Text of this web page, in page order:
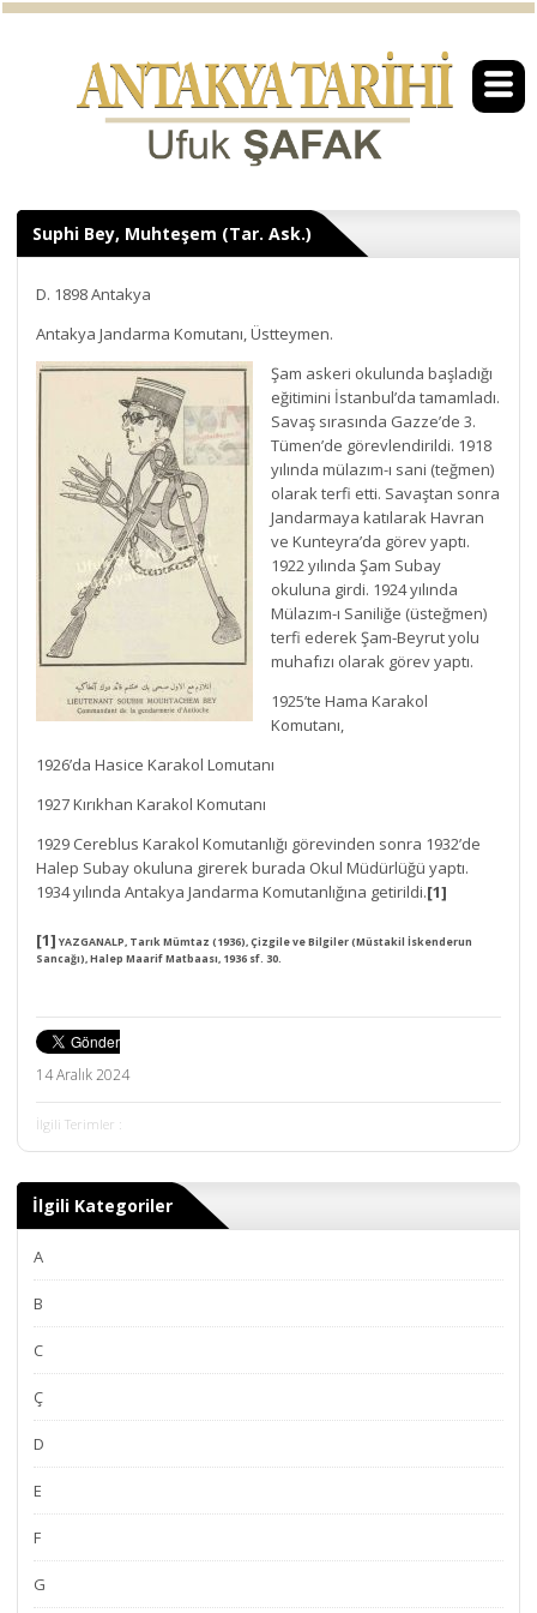
Suphi Bey, Muhteşem (Tar. Ask.)
D. 1898 Antakya
Antakya Jandarma Komutanı, Üstteymen.
Şam askeri okulunda başladığı
eğitimini İstanbul’da tamamladı.
Savaş sırasında Gazze’de 3.
Tümen’de görevlendirildi. 1918
yılında mülazım-ı sani (teğmen)
olarak terfi etti. Savaştan sonra
Jandarmaya katılarak Havran
ve Kunteyra’da görev yaptı.
1922 yılında Şam Subay
okuluna girdi. 1924 yılında
Mülazım-ı Saniliğe (üsteğmen)
terfi ederek Şam-Beyrut yolu
muhafızı olarak görev yaptı.
1925’te Hama Karakol
Komutanı,
1926’da Hasice Karakol Lomutanı
1927 Kırıkhan Karakol Komutanı
1929 Cereblus Karakol Komutanlığı görevinden sonra 1932’de
Halep Subay okuluna girerek burada Okul Müdürlüğü yaptı.
1934 yılında Antakya Jandarma Komutanlığına getirildi.[1]
[1] YAZGANALP,Tarık Mümtaz (1936), Çizgile ve Bilgiler (Müstakil İskenderun
Sancağı), Halep Maarif Matbaası, 1936 sf. 30.
14 Aralık 2024
İlgili Terimler :
İlgili Kategoriler
A
B
C
Ç
D
E
F
G